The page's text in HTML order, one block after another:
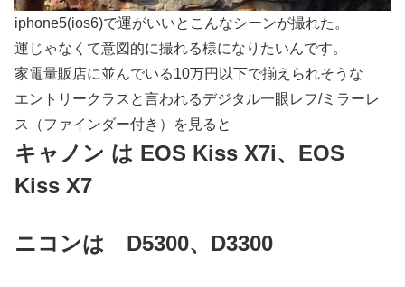
iphone5(ios6)で運がいいとこんなシーンが撮れた。
運じゃなくて意図的に撮れる様になりたいんです。
家電量販店に並んでいる10万円以下で揃えられそうな
エントリークラスと言われるデジタル一眼レフ/ミラーレ
ス（ファインダー付き）を見ると
キャノン は EOS Kiss X7i、EOS
Kiss X7
ニコンは D5300、D3300